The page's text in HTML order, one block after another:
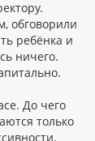
обговорили
ребёнка и
ничего.
До чего
только